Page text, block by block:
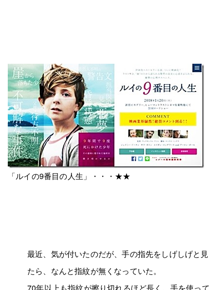
「ルイの9番目の人生」・・・★★
最近、気が付いたのだが、手の指先をしげしげと見
たら、なんと指紋が無くなっていた。